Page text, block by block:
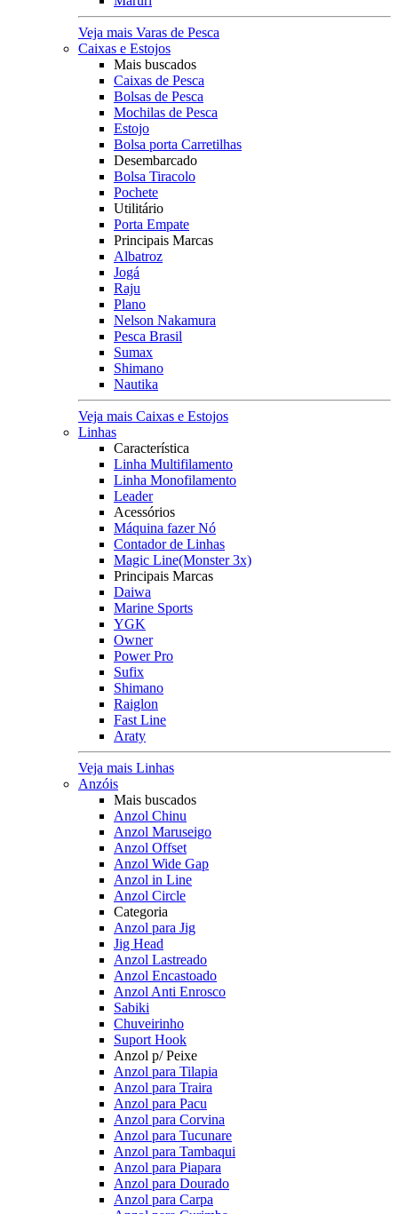
Veja mais Varas de Pesca
Caixas e Estojos
Mais buscados
Caixas de Pesca
Bolsas de Pesca
Mochilas de Pesca
Estojo
Bolsa porta Carretilhas
Desembarcado
Bolsa Tiracolo
Pochete
Utilitário
Porta Empate
Principais Marcas
Albatroz
Jogá
Raju
Plano
Nelson Nakamura
Pesca Brasil
Sumax
Shimano
Nautika
Veja mais Caixas e Estojos
Linhas
Característica
Linha Multifilamento
Linha Monofilamento
Leader
Acessórios
Máquina fazer Nó
Contador de Linhas
Magic Line(Monster 3x)
Principais Marcas
Daiwa
Marine Sports
YGK
Owner
Power Pro
Sufix
Shimano
Raiglon
Fast Line
Araty
Veja mais Linhas
Anzóis
Mais buscados
Anzol Chinu
Anzol Maruseigo
Anzol Offset
Anzol Wide Gap
Anzol in Line
Anzol Circle
Categoria
Anzol para Jig
Jig Head
Anzol Lastreado
Anzol Encastoado
Anzol Anti Enrosco
Sabiki
Chuveirinho
Suport Hook
Anzol p/ Peixe
Anzol para Tilapia
Anzol para Traira
Anzol para Pacu
Anzol para Corvina
Anzol para Tucunare
Anzol para Tambaqui
Anzol para Piapara
Anzol para Dourado
Anzol para Carpa